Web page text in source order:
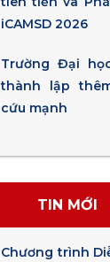
iCAMSD 2026
Trường Đại
thành lập
cứu mạnh
TIN MỚI
Chương trình